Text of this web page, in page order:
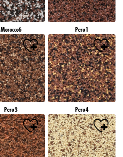
Morocco6 Peru1
Peru3 Peru4